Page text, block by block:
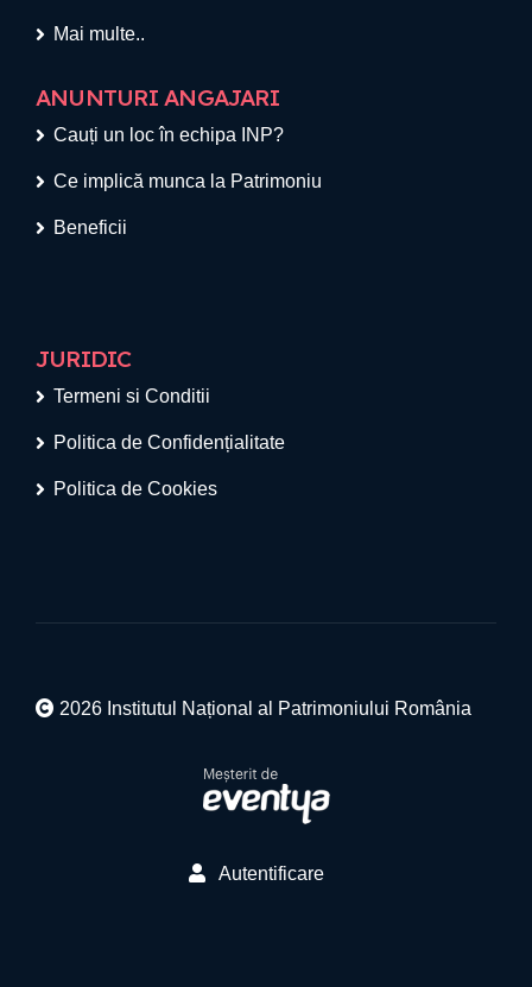
Mai multe..
ANUNTURI ANGAJARI
Cauți un loc în echipa INP?
Ce implică munca la Patrimoniu
Beneficii
JURIDIC
Termeni si Conditii
Politica de Confidențialitate
Politica de Cookies
2026 Institutul Național al Patrimoniului România
Autentificare